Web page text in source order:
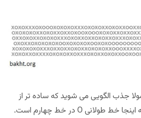
جذب الگویی می شوید که ساده تر از
بقیه قابل تعریف است که اینجا خط طولانی O در خط چهارم است.